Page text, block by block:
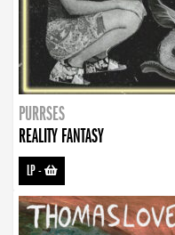
PURRSES
REALITY FANTASY
LP-